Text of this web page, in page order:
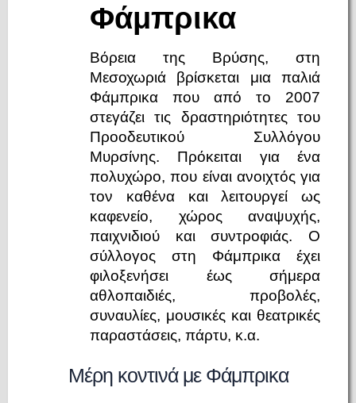
Φάμπρικα
Βόρεια της Βρύσης, στη
Μεσοχωριά βρίσκεται μια παλιά
Φάμπρικα που από το 2007
στεγάζει τις δραστηριότητες του
Προοδευτικού Συλλόγου
Μυρσίνης. Πρόκειται για ένα
πολυχώρο, που είναι ανοιχτός για
τον καθένα και λειτουργεί ως
καφενείο, χώρος αναψυχής,
παιχνιδιού και συντροφιάς. Ο
σύλλογος στη Φάμπρικα έχει
φιλοξενήσει έως σήμερα
αθλοπαιδιές, προβολές,
συναυλίες, μουσικές και θεατρικές
παραστάσεις, πάρτυ, κ.α.
Μέρη κοντινά με Φάμπρικα